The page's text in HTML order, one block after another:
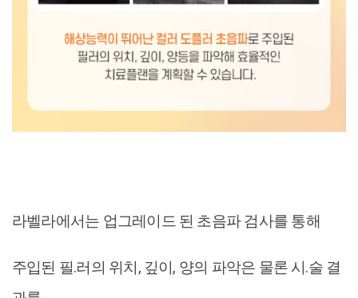
라벨라에서는 업그레이드 된 초음파 검사를 통해
주입된 필.러의 위치, 깊이, 양의 파악은 물론 시.술 결